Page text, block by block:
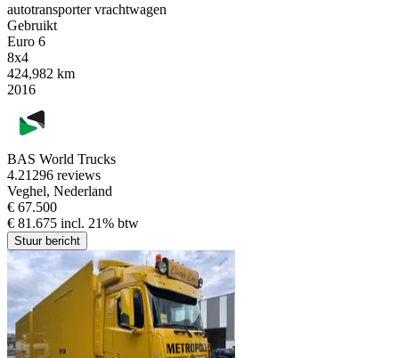
autotransporter vrachtwagen
Gebruikt
Euro 6
8x4
424,982 km
2016
BAS World Trucks
4.21296 reviews
Veghel, Nederland
€ 67.500
€ 81.675 incl. 21% btw
Stuur bericht